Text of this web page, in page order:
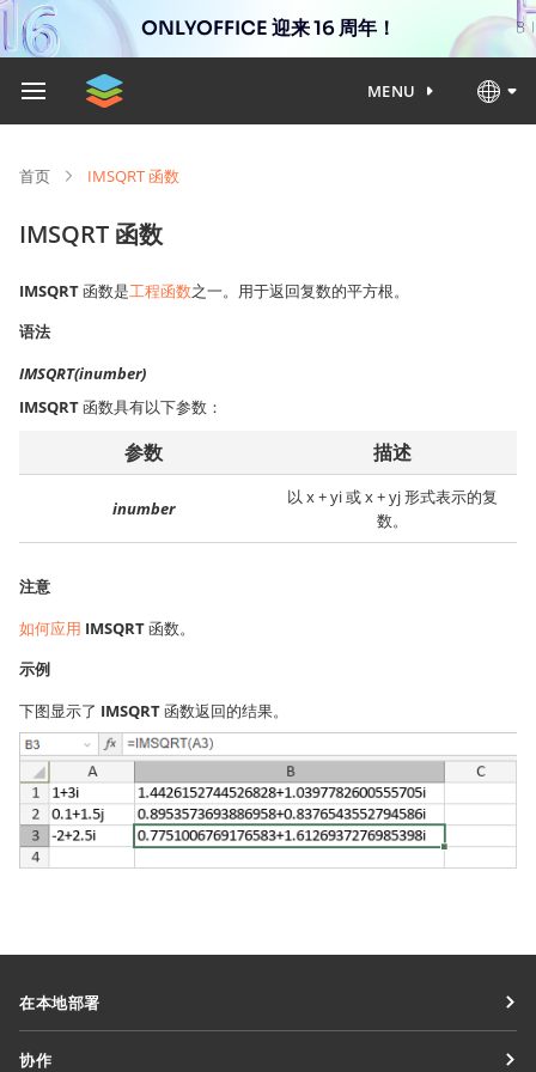
ONLYOFFICE 迎来 16 周年！
MENU
首页 IMSQRT 函数
IMSQRT 函数
IMSQRT函数是工程函数之一。用于返回复数的平方根。
语法
IMSQRT(inumber)
IMSQRT函数具有以下参数：
参数 描述
inumber
以 x + yi 或 x + yj 形式表示的复
数。
注意
如何应用 IMSQRT函数。
示例
下图显示了 IMSQRT函数返回的结果。
在本地部署
协作